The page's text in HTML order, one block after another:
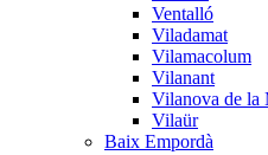
Ventalló
Viladamat
Vilamacolum
Vilanant
Vilanova de la
Vilaür
Baix Empordà